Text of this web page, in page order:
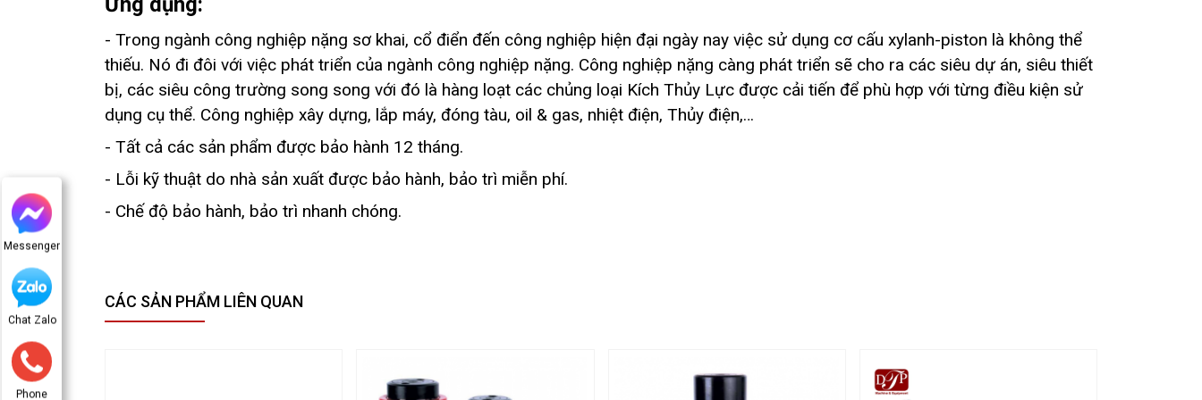
Messenger
Chat Zalo
Phone
- Trong ngành công nghiệp nặng sơ khai, cổ điển đến công nghiệp hiện đại ngày nay việc sử dụng cơ cấu xylanh-piston là không thể
thiếu. Nó đi đôi với việc phát triển của ngành công nghiệp nặng. Công nghiệp nặng càng phát triển sẽ cho ra các siêu dự án, siêu thiết
bị, các siêu công trường song song với đó là hàng loạt các chủng loại Kích Thủy Lực được cải tiến để phù hợp với từng điều kiện sử
dụng cụ thể. Công nghiệp xây dựng, lắp máy, đóng tàu, oil & gas, nhiệt điện, Thủy điện,…
- Tất cả các sản phẩm được bảo hành 12 tháng.
- Lỗi kỹ thuật do nhà sản xuất được bảo hành, bảo trì miễn phí.
- Chế độ bảo hành, bảo trì nhanh chóng.
CÁC SẢN PHẨM LIÊN QUAN